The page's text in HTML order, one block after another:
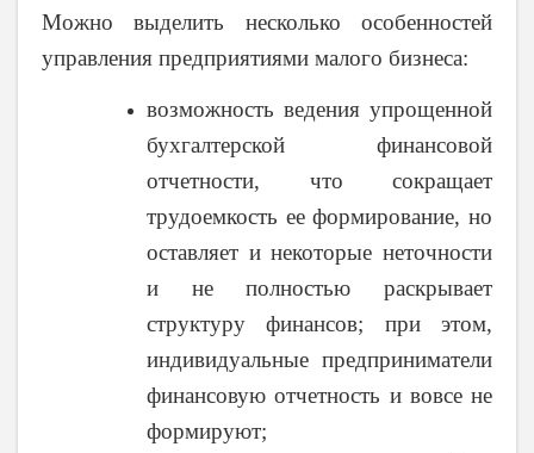
Можно выделить несколько особенностей
управления предприятиями малого бизнеса:
возможность ведения упрощенной
бухгалтерской финансовой
отчетности, что сокращает
трудоемкость ее формирование, но
оставляет и некоторые неточности
и не полностью раскрывает
структуру финансов; при этом,
индивидуальные предприниматели
финансовую отчетность и вовсе не
формируют;